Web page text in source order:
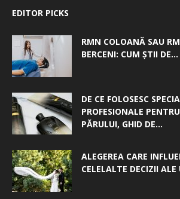
EDITOR PICKS
RMN COLOANĂ SAU
BERCENI: CUM ȘTII DE...
DE CE FOLOSESC
PROFESIONALE
PĂRULUI, GHID DE...
ALEGEREA CARE
CELELALTE DECIZII